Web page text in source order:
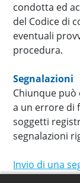
condotta ed
del Codice di
eventuali
procedura.
Segnalazioni
Chiunque
a un errore di
soggetti
segnalazioni
Invio di una